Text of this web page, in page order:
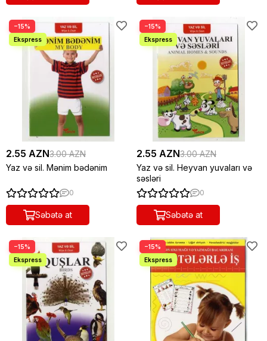
−15%
2.55 AZN3.00 AZN
Yaz və sil. Mənim bədənim
0
Səbətə at
−15%
2.55 AZN3.00 AZN
Yaz və sil. Heyvan yuvaları və
səsləri
0
Səbətə at
−15% −15%